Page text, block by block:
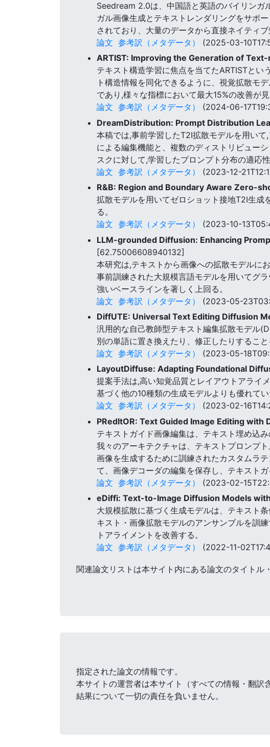
Seedream 2.0は、中国語と英語のバイリンガ
ガル画像生成とテキストレンダリングをサポ
されており、大量のデータから直接ネイティ
論文 参考訳（メタデータ）
(2025-03-
ARTIST: Improving the Generation of
テキスト構造学習に焦点を当てたARTISTと
ト構造情報を同化できるように、視覚拡散モ
であり,様々な指標において最大15%の改善が見
論文 参考訳（メタデータ）
(2024-06-
DreamDistribution: Prompt Distribution
本稿では,事前学習したT2I拡散モデルを用い
による編集機能と、複数のディストリビュー
スクに対して,学習したプロンプト分布の適応性
論文 参考訳（メタデータ）
(2023-12-
R&B: Region and Boundary Aware Zero-
拡散モデルを用いてゼロショット接地T2I生成
る。
論文 参考訳（メタデータ）
(2023-10-
LLM-grounded Diffusion: Enhancing
[62.75006608940132]
本研究は,テキストから画像への拡散モデルに
事前訓練された大規模言語モデルを用いてグ
強いベースラインを著しく上回る。
論文 参考訳（メタデータ）
(2023-05-
DiffUTE: Universal Text Editing Diffusion
汎用的な自己教師型テキスト編集拡散モデル
別の単語に置き換えたり、修正したりするこ
論文 参考訳（メタデータ）
(2023-05-
LayoutDiffuse: Adapting Foundational
提案手法は,高い知覚品質とレイアウトアライ
基づく他の10種類の生成モデルよりも優れてい
論文 参考訳（メタデータ）
(2023-02-
PRedItOR: Text Guided Image Editing with
テキストガイド画像編集は、テキスト埋め込
我々のアーキテクチャは、テキストプロンプ
画像を生成するために訓練されたカスタムラ
て、画像デコーダの編集を保存し、テキスト
論文 参考訳（メタデータ）
(2023-02-
eDiffi: Text-to-Image Diffusion Models
大規模拡散に基づく生成モデルは、テキスト
キスト・画像拡散モデルのアンサンブルを訓
トアライメントを改善する。
論文 参考訳（メタデータ） (2022-11-
関連論文リストは本サイト内にある論文のタイトル
指定された論文の情報です。
本サイトの運営者は本サイト（すべての情報・翻
結果について一切の責任を負いません。